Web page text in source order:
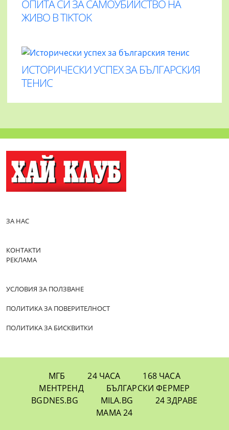
ОПИТА СИ ЗА САМОУБИЙСТВО НА
ЖИВО В TIKTOK
ИСТОРИЧЕСКИ УСПЕХ ЗА БЪЛГАРСКИЯ
ТЕНИС
ЗА НАС
КОНТАКТИ
РЕКЛАМА
УСЛОВИЯ ЗА ПОЛЗВАНЕ
ПОЛИТИКА ЗА ПОВЕРИТЕЛНОСТ
ПОЛИТИКА ЗА БИСКВИТКИ
МГБ 24 ЧАСА
168 ЧАСА
МЕНТРЕНД
БЪЛГАРСКИ ФЕРМЕР
BGDNES.BG
MILA.BG
24 ЗДРАВЕ
МАМА 24